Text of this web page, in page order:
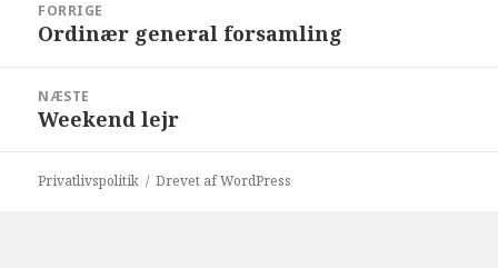
FORRIGE
Forrige
Ordinær general forsamling
NÆSTE
Næste
Weekend lejr
Privatlivspolitik Drevet af WordPress